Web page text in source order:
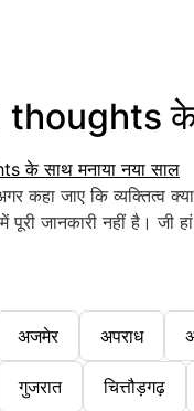
के
जाए कि व्यक्तित्व
जानकारी नहीं है।
अजमेर अपराध
गुजरात चित्तौड़गढ़